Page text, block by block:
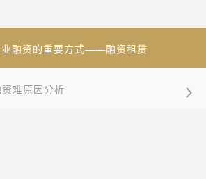
业融资的重要方式——融资租赁
难原因分析